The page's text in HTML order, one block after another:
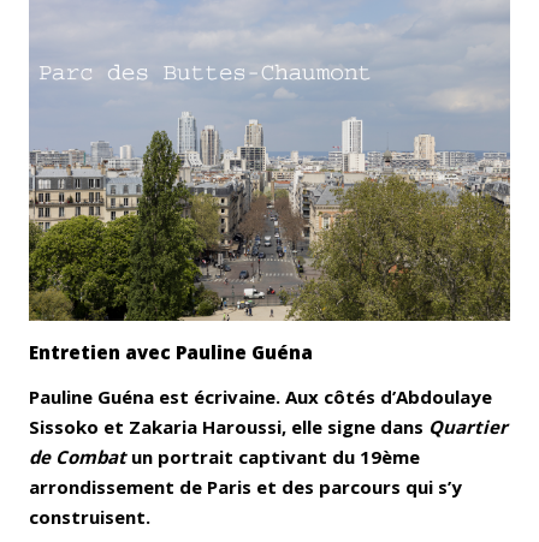
Entretien avec Pauline Guéna
Pauline Guéna est écrivaine. Aux côtés d’Abdoulaye
Sissoko et Zakaria Haroussi, elle signe dans Quartier
de Combatun portrait captivant du 19ème
arrondissement de Paris et des parcours qui s’y
construisent.